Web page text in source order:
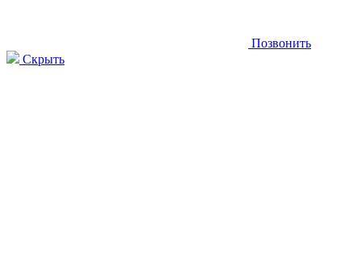
Позвонить
Скрыть